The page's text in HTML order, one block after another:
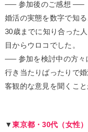
—– 参加後のご感想 —–
婚活の実態を数字で知
30歳までに知り合った
目からウロコでした。
—– 参加を検討中の方
行き当たりばったりで
客観的な意見を聞くこと
▼東京都・30代（女性）